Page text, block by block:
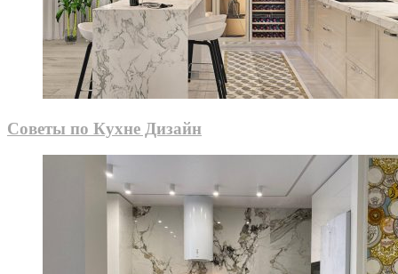
Советы по Кухне Дизайн